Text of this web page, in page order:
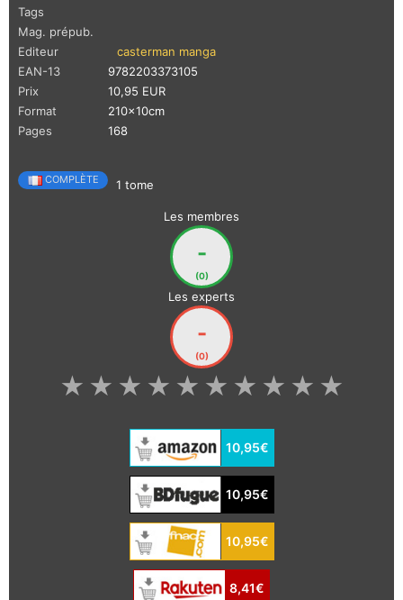
Tags
Mag. prépub.
Editeur
casterman manga
EAN-13
9782203373105
Prix
10,95 EUR
Format
210x10cm
Pages
168
COMPLÈTE 1 tome
Les membres
-
(0)
Les experts
-
(0)
★
★
★
★
★
★
★
★
★
★
10,95€
10,95€
10,95€
8,41€